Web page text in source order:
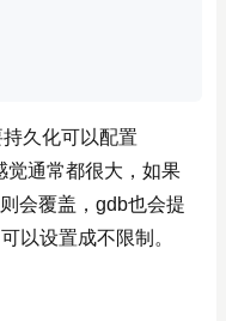
久化可以配置
觉通常都很大，如果
会覆盖，gdb也会提
以设置成不限制。